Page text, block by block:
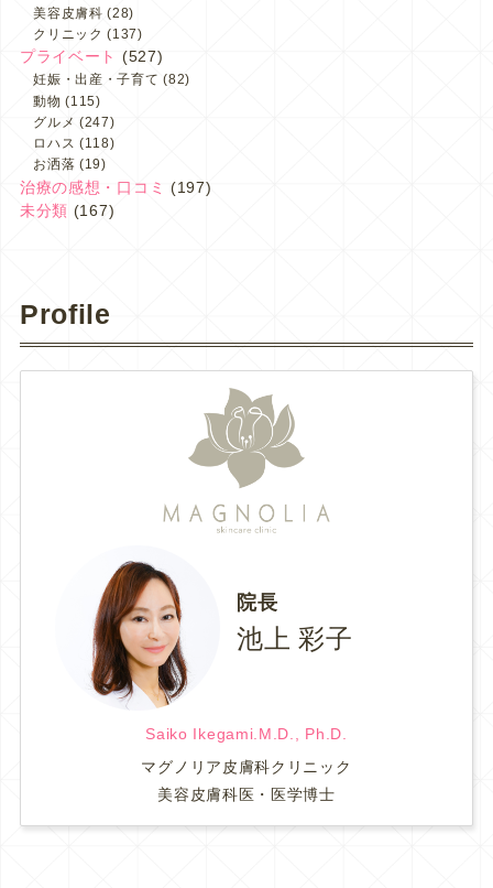
美容皮膚科 (28)
クリニック (137)
プライベート (527)
妊娠・出産・子育て (82)
動物 (115)
グルメ (247)
ロハス (118)
お洒落 (19)
治療の感想・口コミ
(197)
未分類 (167)
Profile
院長
池上 彩子
Saiko Ikegami.M.D., Ph.D.
マグノリア皮膚科クリニック
美容皮膚科医・医学博士